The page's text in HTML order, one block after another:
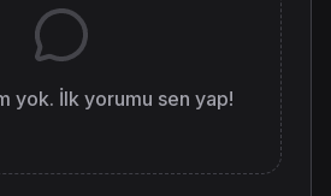
yok. İlk yorumu sen yap!